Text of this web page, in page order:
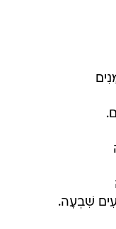
שִׁבְעָה.